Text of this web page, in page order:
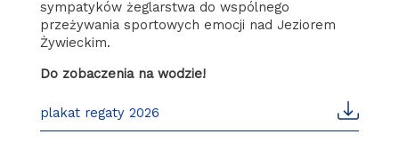
sympatyków żeglarstwa do wspólnego
przeżywania sportowych emocji nad Jeziorem
Żywieckim.
Do zobaczenia na wodzie!
plakat regaty 2026